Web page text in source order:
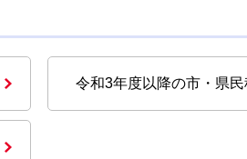
令和3年度以降の市・県